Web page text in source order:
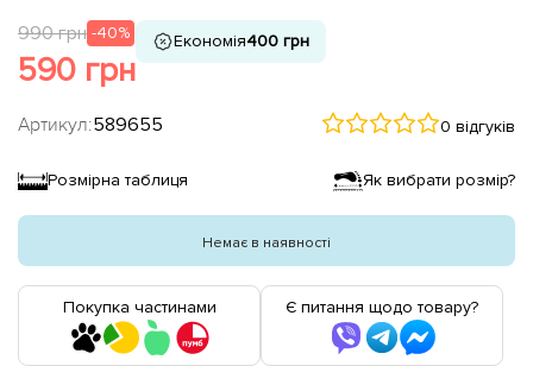
990 грн -40%
590 грн
Економія400 грн
Артикул:589655 0 відгуків
Розмірна таблиця Як вибрати розмір?
Немає в наявності
Покупка частинами Є питання щодо товару?